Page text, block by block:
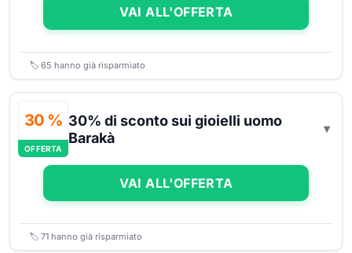
VAI ALL'OFFERTA
🏷️ 65 hanno già risparmiato
30 %
OFFERTA
30% di sconto sui gioielli uomo
Barakà
VAI ALL'OFFERTA
🏷️ 71 hanno già risparmiato